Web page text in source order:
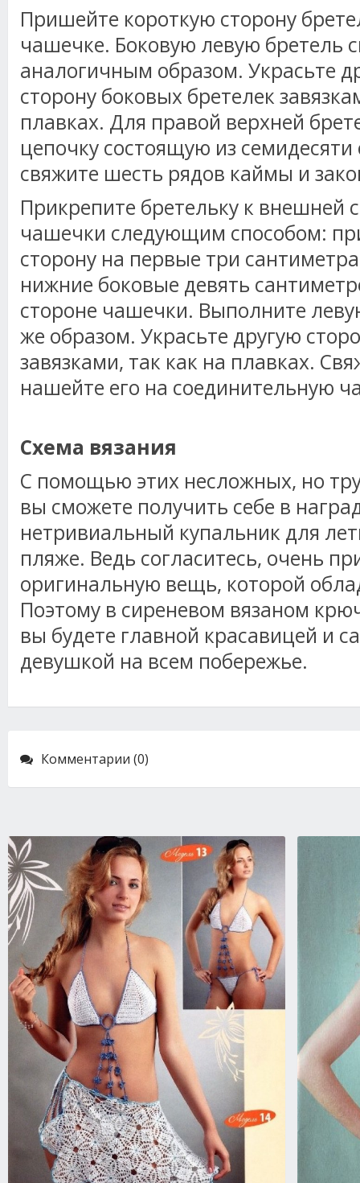
Пришейте короткую сторону
чашечке. Боковую левую бретель
аналогичным образом. Украсьте
сторону боковых бретелек
плавках. Для правой верхней
цепочку состоящую из семидесяти
свяжите шесть рядов каймы и
Прикрепите бретельку к внешней
чашечки следующим способом:
сторону на первые три
нижние боковые девять
стороне чашечки. Выполните
же образом. Украсьте другую
завязками, так как на плавках.
нашейте его на соединительную
Схема вязания
С помощью этих несложных, но
вы сможете получить себе в
нетривиальный купальник для
пляже. Ведь согласитесь, очень
оригинальную вещь, которой
Поэтому в сиреневом вязаном
вы будете главной красавицей и
девушкой на всем побережье.
Комментарии (0)